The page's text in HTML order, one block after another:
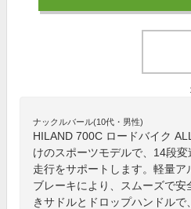
ナックルバール(10代・男性)
HILAND 700C ロードバイク
けのスポーツモデルで、14段
走行をサポートします。軽量
ブレーキにより、スムーズで安
きサドルとドロップハンドル